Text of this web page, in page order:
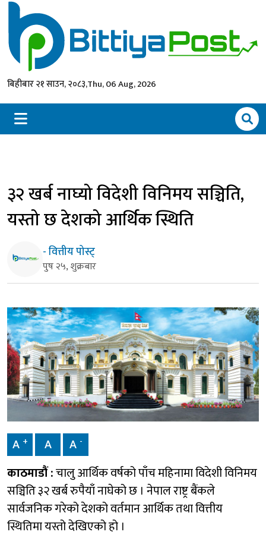
बिहीबार २१ साउन, २०८३,Thu, 06 Aug, 2026
३२ खर्ब नाघ्यो विदेशी विनिमय सञ्चिति,
यस्तो छ देशको आर्थिक स्थिति
- वित्तीय पोस्ट्
पुष २५, शुक्रबार
A + A A -
काठमाडौं :चालु आर्थिक वर्षको पाँच महिनामा विदेशी विनिमय
सञ्चिति ३२ खर्ब रुपैयाँ नाघेको छ । नेपाल राष्ट्र बैंकले
सार्वजनिक गरेको देशको वर्तमान आर्थिक तथा वित्तीय
स्थितिमा यस्तो देखिएको हो ।